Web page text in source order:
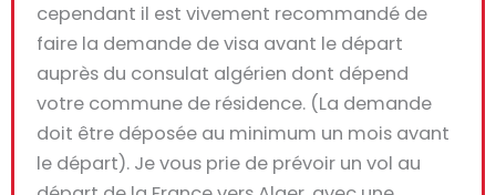
cependant il est vivement recommandé de
faire la demande de visa avant le départ
auprès du consulat algérien dont dépend
votre commune de résidence. (La demande
doit être déposée au minimum un mois avant
le départ). Je vous prie de prévoir un vol au